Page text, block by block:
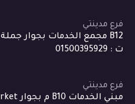
فرع مدينتي
B12 مجمع الخدمات بجوار جملة ماركت
ت : 01500395929
فرع مدينتي
مبني الخدمات B10 م بجوار penny market .